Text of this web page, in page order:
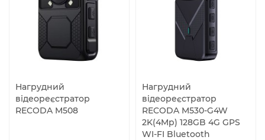
Нагрудний
відеореєстратор
RECODA M508
Нагрудний
відеореєстратор
RECODA M530-G4W
2K(4Mp) 128GB 4G GPS
WI-FI Bluetooth